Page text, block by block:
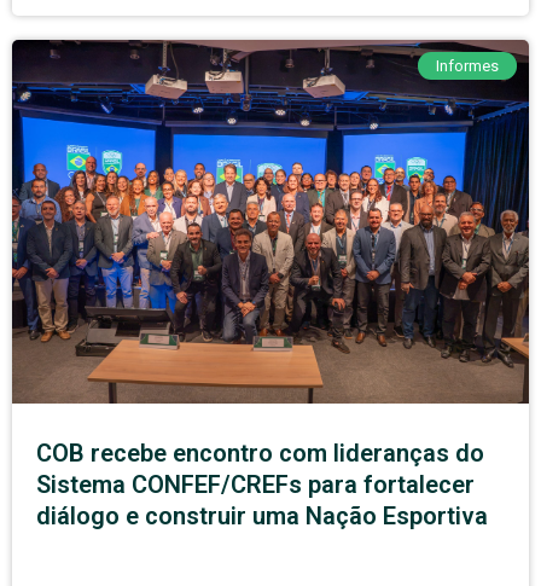
Informes
COB recebe encontro com lideranças do
Sistema CONFEF/CREFs para fortalecer
diálogo e construir uma Nação Esportiva